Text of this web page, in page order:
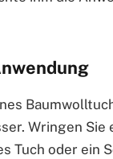
Wringen Sie
Tuch oder ein